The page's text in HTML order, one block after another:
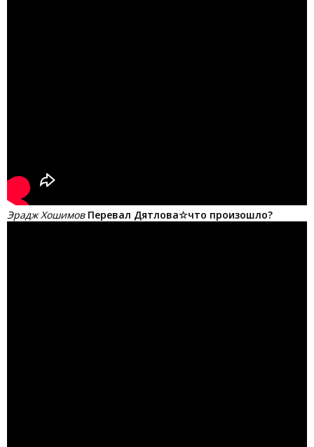
Эрадж Хошимов Перевал Дятлова☆что произошло?